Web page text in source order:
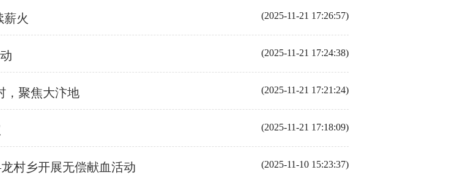
薪火 (2025-11-21 17:26:57)
(2025-11-21 17:24:38)
，聚焦大汴地 (2025-11-21 17:21:24)
(2025-11-21 17:18:09)
村乡开展无偿献血活动 (2025-11-10 15:23:37)